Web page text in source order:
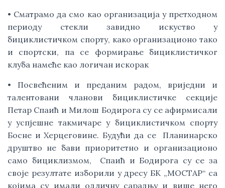
• Сматрамо да смо као организација у претходном
периоду стекли завидно искуство у
бициклистичком спорту, како организационо тако
и спортски, па се формирање бициклистичког
клуба намеће као логичан искорак
• Посвећеним и преданим радом, вриједни и
талентовани чланови бициклистичке секције
Петар Спаић и Милош Бодирога су се афирмисали
у успјешне такмичаре у бициклистичком спорту
Босне и Херцеговине. Будући да се Планинарско
друштво не бави приоритетно и организационо
само бициклизмом, Спаић и Бодирога су се за
своје резултате изборили у дресу БK „МОСТАР“ са
којима су имали одличну сарадњу и више него